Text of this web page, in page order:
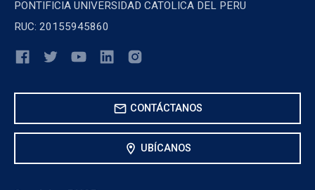
PONTIFICIA UNIVERSIDAD CATOLICA DEL PERU
RUC: 20155945860
mail CONTÁCTANOS
location_on UBÍCANOS